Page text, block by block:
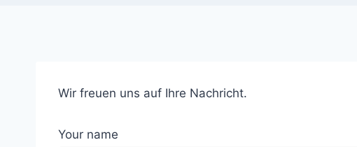
Wir freuen uns auf Ihre Nachricht.
Your name